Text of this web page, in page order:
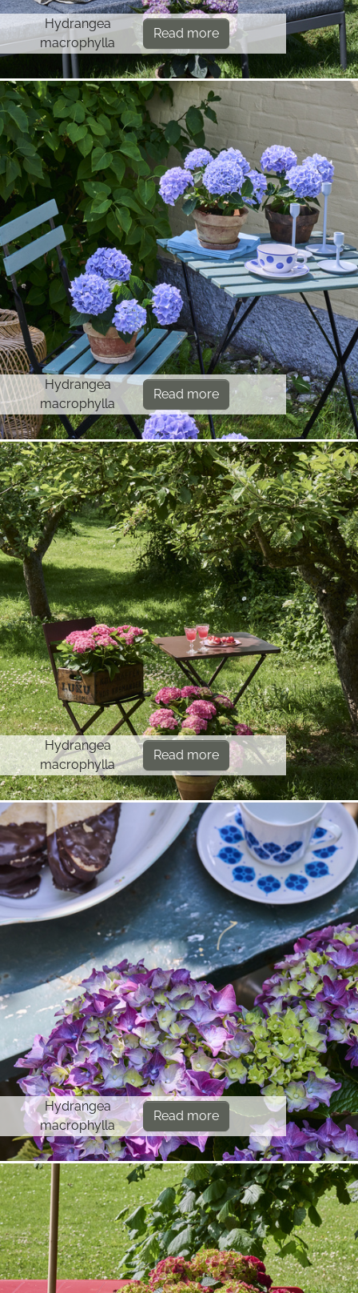
Hydrangea
macrophylla
Read more
Hydrangea
macrophylla
Read more
Hydrangea
macrophylla
Read more
Hydrangea
macrophylla
Read more